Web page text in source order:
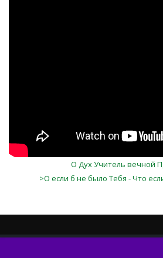
О Дух Учитель вечной
>О если б не было Тебя - Что